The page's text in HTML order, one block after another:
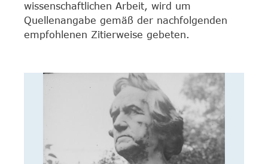
wissenschaftlichen Arbeit, wird um
Quellenangabe gemäß der nachfolgenden
empfohlenen Zitierweise gebeten.